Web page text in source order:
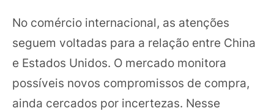
No comércio internacional, as atenções
seguem voltadas para a relação entre China
e Estados Unidos. O mercado monitora
possíveis novos compromissos de compra,
ainda cercados por incertezas. Nesse